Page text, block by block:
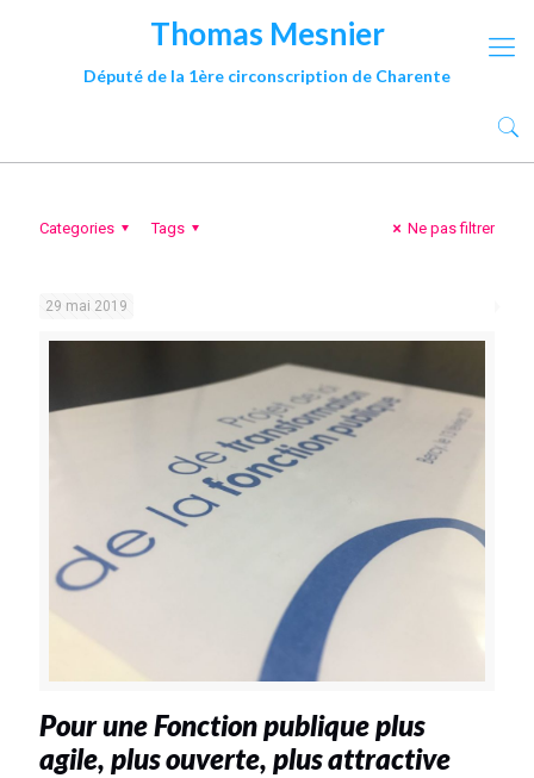
Thomas Mesnier
Député de la 1ère circonscription de Charente
Categories Tags Ne pas filtrer
29 mai 2019
Pour une Fonction publique plus
agile, plus ouverte, plus attractive